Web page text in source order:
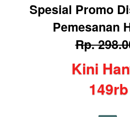
Spesial Promo
Pemesanan
Rp.
Kini
149rb